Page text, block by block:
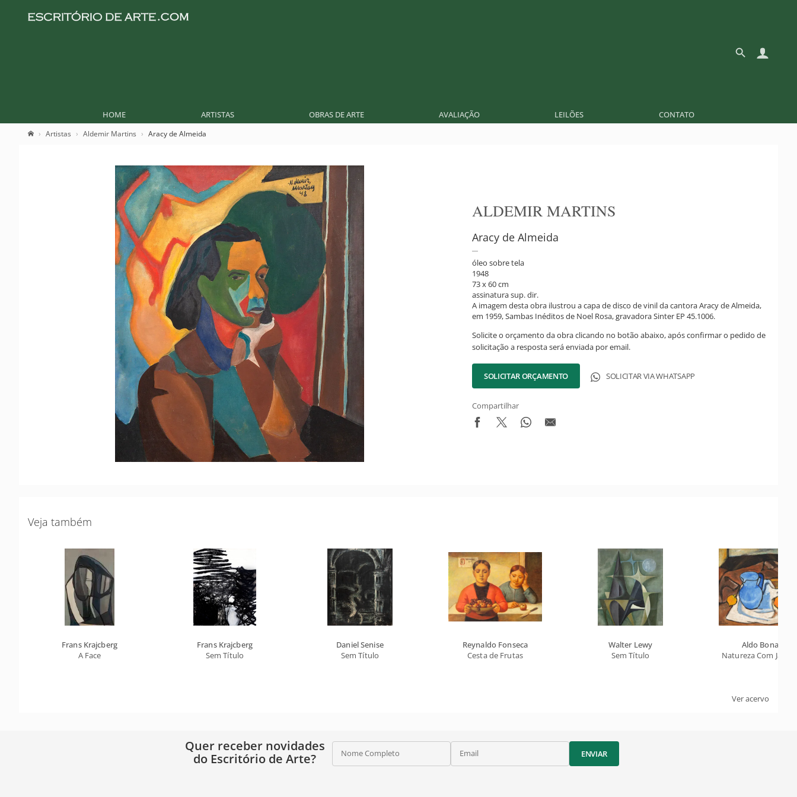
HOME ARTISTAS OBRAS DE ARTE AVALIAÇÃO LEILÕES CONTATO
Artistas Aldemir Martins Aracy de Almeida
ALDEMIR MARTINS
Aracy de Almeida
óleo sobre tela
1948
73 x 60 cm
assinatura sup. dir.
A imagem desta obra ilustrou a capa de disco de vinil da cantora Aracy de Almeida,
em 1959, Sambas Inéditos de Noel Rosa, gravadora Sinter EP 45.1006.
Solicite o orçamento da obra clicando no botão abaixo, após confirmar o pedido de
solicitação a resposta será enviada por email.
SOLICITAR ORÇAMENTO SOLICITAR VIA WHATSAPP
Compartilhar
Veja também
Frans Krajcberg
A Face
Frans Krajcberg
Sem Título
Daniel Senise
Sem Título
Reynaldo Fonseca
Cesta de Frutas
Walter Lewy
Sem Título
Aldo Bonadei
Natureza Com Jarro
Ver acervo
Quer receber novidades
do Escritório de Arte?
Nome Completo Email ENVIAR